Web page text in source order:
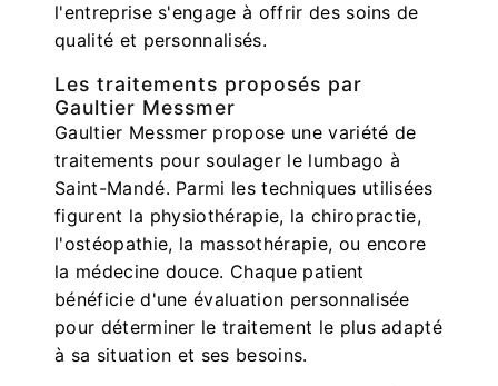
l'entreprise s'engage à offrir des soins de
qualité et personnalisés.
Les traitements proposés par
Gaultier Messmer
Gaultier Messmer propose une variété de
traitements pour soulager le lumbago à
Saint-Mandé. Parmi les techniques utilisées
figurent la physiothérapie, la chiropractie,
l'ostéopathie, la massothérapie, ou encore
la médecine douce. Chaque patient
bénéficie d'une évaluation personnalisée
pour déterminer le traitement le plus adapté
à sa situation et ses besoins.